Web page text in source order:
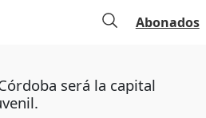
Abonados
será la capital